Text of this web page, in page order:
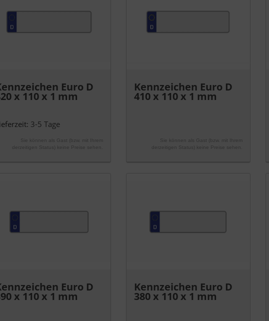
Euro D
x 110 x 1 mm
3-5 Tage
Sie können als Gast (bzw. mit Ihrem
derzeitigen Status) keine Preise sehen.
Kennzeichen Euro D
410 x 110 x 1 mm
Sie können als Gast (bzw. mit Ihrem
derzeitigen Status) keine Preise sehen.
Euro D
x 110 x 1 mm
Kennzeichen Euro D
380 x 110 x 1 mm